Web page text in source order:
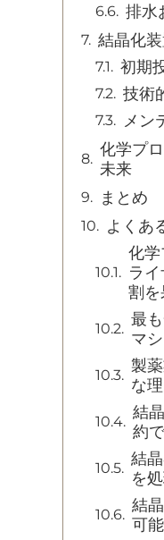
排水
結晶化
初期
技術
メン
化学プ
未来
まとめ
よくあ
化学
ラ
割を
最
マ
製
な
結
約
結
を
結
可